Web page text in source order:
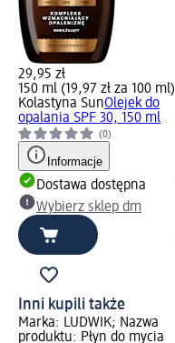
29,95 zł
150 ml (19,97 zł za 100 ml)
Kolastyna SunOlejek do
opalania SPF 30, 150 ml
(0)
Informacje
Dostawa dostępna
Wybierz sklep dm
Inni kupili także
Marka: LUDWIK; Nazwa
produktu: Płyn do mycia